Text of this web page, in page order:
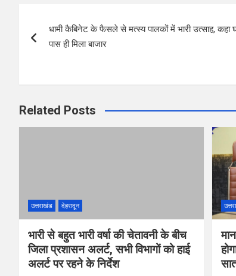
o
o
A
p
t
navigation
धामी कैबिनेट के फैसले से मत्स्य पालकों में भारी उत्साह, कहा
पास ही मिला बाजार
Related Posts
उत्तराखंड देहरादून
भारी से बहुत भारी वर्षा की चेतावनी के बीच
जिला प्रशासन अलर्ट, सभी विभागों को हाई
अलर्ट पर रहने के निर्देश